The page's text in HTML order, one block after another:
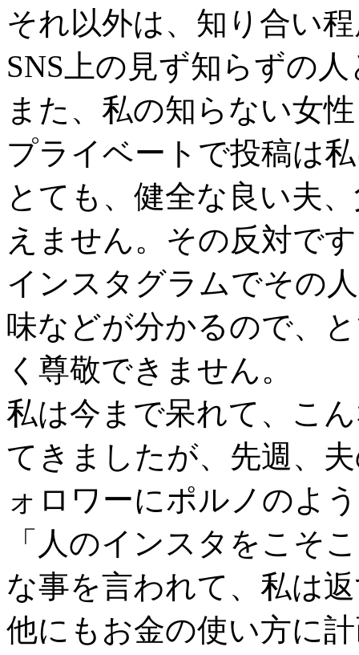
それ以外は、知り合い
SNS上の見ず知らずの
また、私の知らない女
プライベートで投稿は
とても、健全な良い夫
えません。その反対で
インスタグラムでその
味などが分かるので、
く尊敬できません。
私は今まで呆れて、こ
てきましたが、先週、
ォロワーにポルノのよ
「人のインスタをこそ
な事を言われて、私は
他にもお金の使い方に